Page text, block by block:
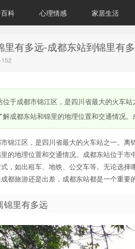
科 心理情感 家居生活
里有多远-成都东站到锦里有
152
位于成都市锦江区，是四川省最大的火车
解成都东站和锦里的地理位置和交通情况。
锦江区，是四川省最大的火车站之一。
的地理位置和交通情况。成都东站位于
，如出租车、地铁、公交车等。无论选
都旅游还是出差，成都东站都是一个重要
锦里有多远